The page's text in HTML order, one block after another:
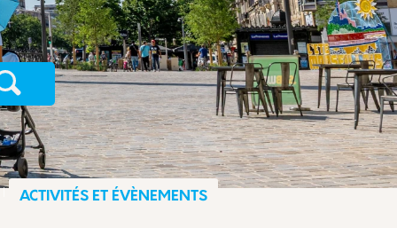
Recherche
ACTIVITÉS ET ÉVÈNEMENTS